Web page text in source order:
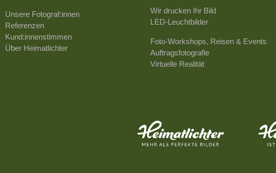
Unsere Fotograf:innen
Referenzen
Kund:innenstimmen
Über Heimatlichter
Wir drucken Ihr Bild
LED-Leuchtbilder
Foto-Workshops, Reisen & Events
Auftragsfotografie
Virtuelle Realität